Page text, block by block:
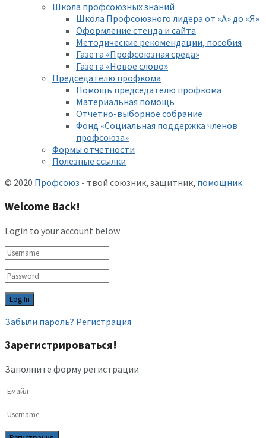
Школа профсоюзных знаний
Школа Профсоюзного лидера от «А» до «Я»
Оформление стенда и сайта
Методические рекомендации, пособия
Газета «Профсоюзная среда»
Газета «Новое слово»
Председателю профкома
Помощь председателю профкома
Материальная помощь
Отчетно-выборное собрание
Фонд «Социальная поддержка членов
профсоюза»
Формы отчетности
Полезные ссылки
© 2020 Профсоюз - твой союзник, защитник, помощник.
Welcome Back!
Login to your account below
Забыли пароль? Регистрация
Зарегистрироваться!
Заполните форму регистрации